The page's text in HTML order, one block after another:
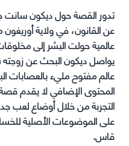
تدور القصة حول ديكون سانت
عن القانون، في ولاية أوريغون
عالمية حولت البشر إلى
يواصل ديكون البحث عن
عالم مفتوح مليء بالعصابات
المحتوى الإضافي لا يقدم
التجربة من خلال أوضاع لعب
على الموضوعات الأصلية
قاس.